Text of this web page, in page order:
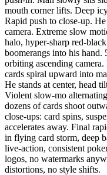
mouth corner lifts. Deep
Rapid push to close-up.
camera. Extreme slow
halo, hyper-sharp red-
boomerangs into his hand.
orbiting ascending
cards spiral upward into
He stands at center, head
Violent slow-mo
dozens of cards shoot
close-ups: card spins,
accelerates away. Final
in flying card storm, deep
live-action, consistent
logos, no watermarks
distortions, no style shifts.